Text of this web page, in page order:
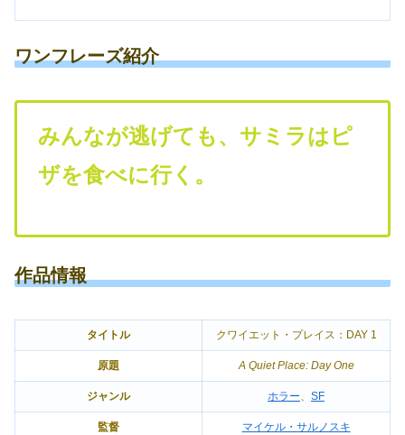
ワンフレーズ紹介
みんなが逃げても、サミラはピ
ザを食べに行く。
作品情報
タイトル クワイエット・プレイス：DAY 1
原題 A Quiet Place: Day One
ジャンル ホラー、 SF
監督 マイケル・サルノスキ